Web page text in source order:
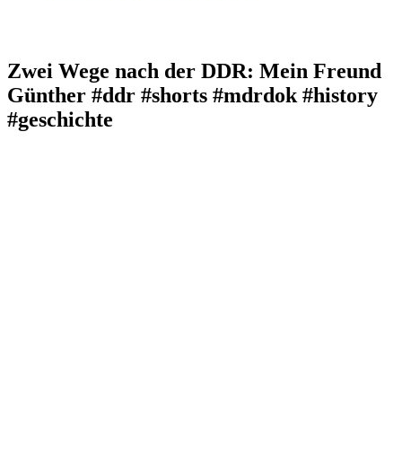
Zwei Wege nach der DDR: Mein Freund
Günther #ddr #shorts #mdrdok #history
#geschichte